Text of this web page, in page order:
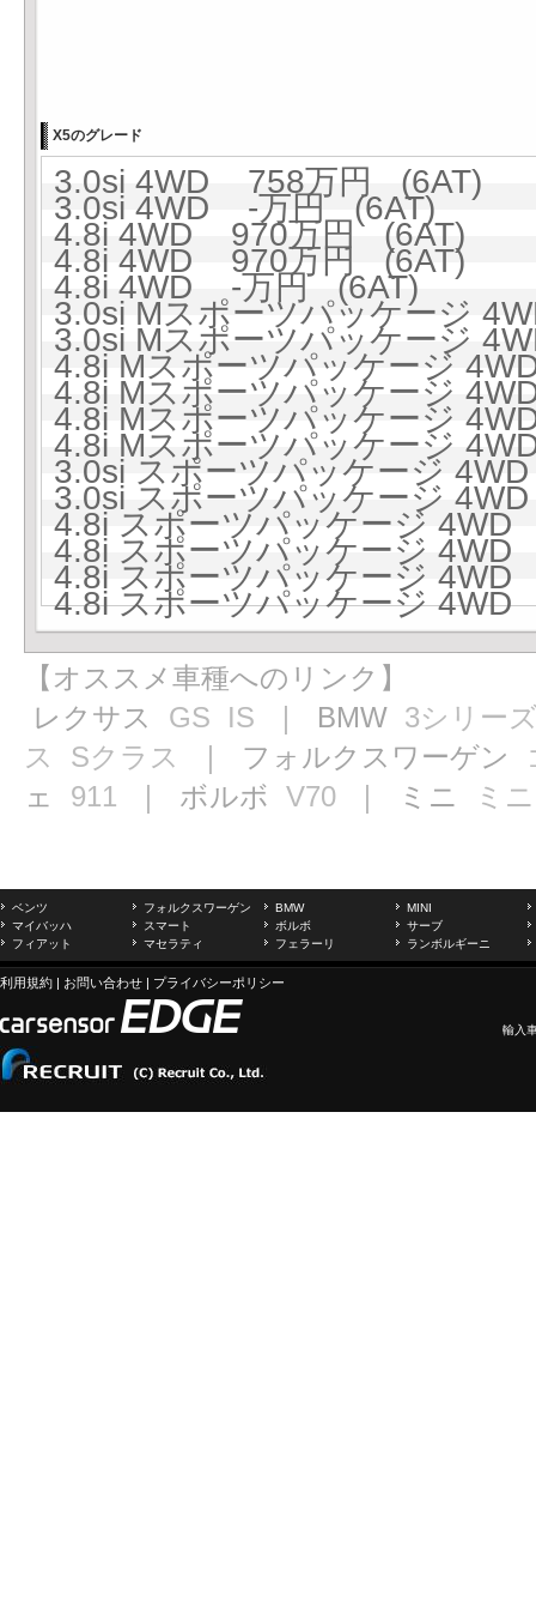
X5のグレード
3.0si 4WD 758万円 (6AT)
3.0si 4WD -万円 (6AT)
4.8i 4WD 970万円 (6AT)
4.8i 4WD 970万円 (6AT)
4.8i 4WD -万円 (6AT)
3.0si Mスポーツパッケージ
3.0si Mスポーツパッケージ
4.8i Mスポーツパッケージ
4.8i Mスポーツパッケージ
4.8i Mスポーツパッケージ
4.8i Mスポーツパッケージ
3.0si スポーツパッケージ
3.0si スポーツパッケージ
4.8i スポーツパッケージ
4.8i スポーツパッケージ
4.8i スポーツパッケージ
4.8i スポーツパッケージ
【オススメ車種へのリンク】
レクサス GS IS ｜ BMW 3シリー
ス
Sクラス ｜ フォルクスワーゲン
ェ 911 ｜ ボルボ V70 ｜ ミニ ミニ
ベンツ フォルクスワーゲン BMW
MINI
マイバッハ
スマート ボルボ
サーブ
フィアット
マセラティ フェラーリ ランボルギーニ
利用規約 | お問い合わせ | プライバシーポリシー
輸入